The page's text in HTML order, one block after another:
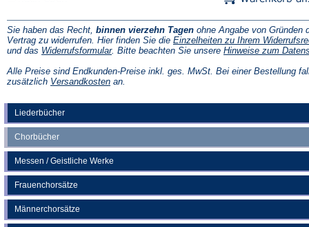
Liederbücher
Chorbücher
Messen / Geistliche Werke
Frauenchorsätze
Männerchorsätze
Sie haben das Recht, binnen vierzehn Tagen ohne Angabe von Gründen
Vertrag zu widerrufen. Hier finden Sie die Einzelheiten zu Ihrem
und das Widerrufsformular(Öffnet
einem
neuen
. Bitte beachten Sie unsere Hinweise zum
Alle Preise sind Endkunden-Preise inkl. ges. MwSt. Bei einer Bestellung
zusätzlich Versandkosten(Öffnet
an.